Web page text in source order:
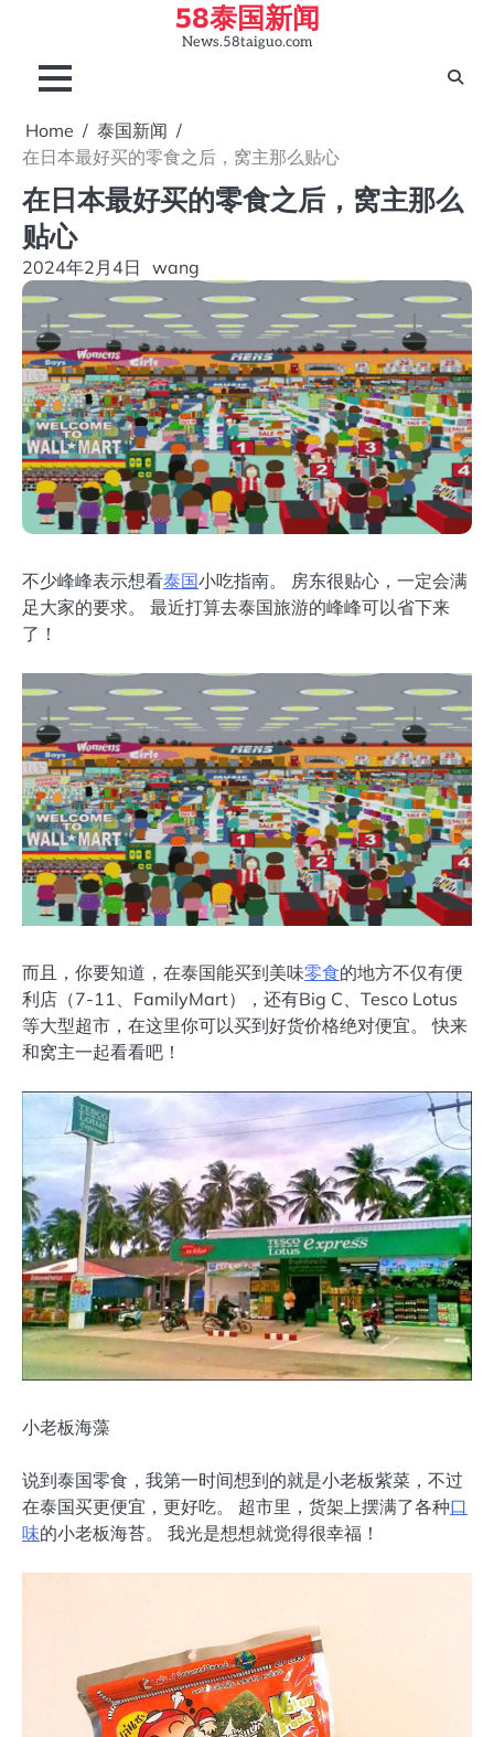
content
58泰国新闻
News.58taiguo.com
Home
泰国新闻
在日本最好买的零食之后，窝主那么贴心
在日本最好买的零食之后，窝主那么
贴心
2024年2月4日 wang
不少峰峰表示想看泰国小吃指南。 房东很贴心，一定会满
足大家的要求。 最近打算去泰国旅游的峰峰可以省下来
了！
而且，你要知道，在泰国能买到美味零食的地方不仅有便
利店（7-11、FamilyMart），还有Big C、Tesco Lotus
等大型超市，在这里你可以买到好货价格绝对便宜。 快来
和窝主一起看看吧！
小老板海藻
说到泰国零食，我第一时间想到的就是小老板紫菜，不过
在泰国买更便宜，更好吃。 超市里，货架上摆满了各种口
味的小老板海苔。 我光是想想就觉得很幸福！